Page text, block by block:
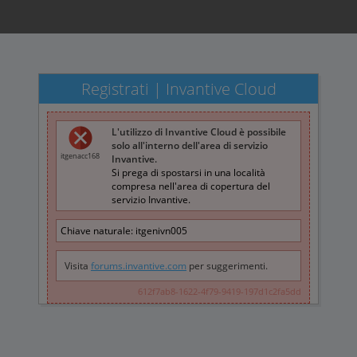
Registrati | Invantive Cloud
itgenacc168
L'utilizzo di Invantive Cloud è possibile
solo all'interno dell'area di servizio
Invantive.
Si prega di spostarsi in una località
compresa nell'area di copertura del
servizio Invantive.
Chiave naturale: itgenivn005
Visita forums.invantive.com per suggerimenti.
612f7ab8-1622-4f79-9419-197d1c2fa5dd